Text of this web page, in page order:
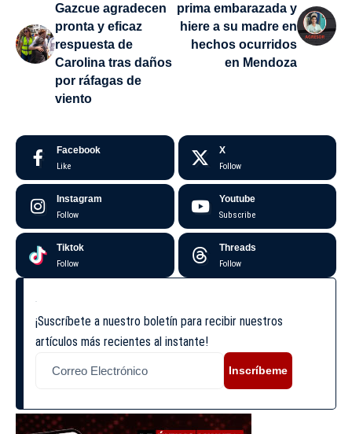
Gazcue agradecen
pronta y eficaz
respuesta de
Carolina tras daños
por ráfagas de
viento
prima embarazada y
hiere a su madre en
hechos ocurridos
en Mendoza
Facebook
Like
X
Follow
Instagram
Follow
Youtube
Subscribe
Tiktok
Follow
Threads
Follow
¡Suscríbete a nuestro boletín para recibir nuestros
artículos más recientes al instante!
Inscríbeme